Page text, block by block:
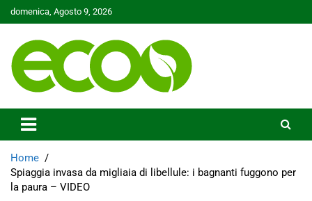
Skip
to
domenica, Agosto 9, 2026
Ecoo.it
Home
Spiaggia invasa da migliaia di libellule: i bagnanti fuggono per
la paura – VIDEO